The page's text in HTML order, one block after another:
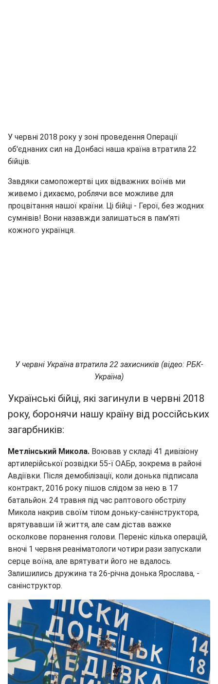
У червні 2018 року у зоні проведення Операції
об'єднаних сил на Донбасі наша країна втратила 22
бійців.
Завдяки самопожертві цих відважних воїнів ми
живемо і дихаємо, роблячи все можливе для
процвітання нашої країни. Ці бійці - Герої, без жодних
сумнівів! Вони назавжди залишаться в пам'яті
кожного українця.
У червні Україна втратила 22 захисників (відео: РБК-
Україна)
Українські бійці, які загинули в червні 2018
року, боронячи нашу країну від россійських
загарбників:
Метлінський Микола. Воював у складі 41 дивізіону
артилерійської розвідки 55-ї ОАБр, зокрема в районі
Авдіївки. Після демобілізації, коли донька підписала
контракт, 2016 року пішов слідом за нею в 17
батальйон. 24 травня під час раптового обстрілу
Микола накрив своїм тілом доньку-санінструктора,
врятувавши їй життя, але сам дістав важке
осколкове поранення голови. Переніс кілька операцій,
вночі 1 червня реаніматологи чотири рази запускали
серце воїна, але врятувати його не вдалось.
Залишились дружина та 26-річна донька Ярослава, -
санінструктор.